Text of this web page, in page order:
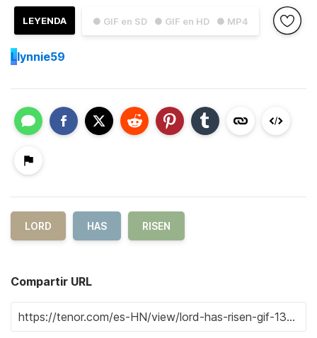
● GIF en SD ● GIF en HD ● MP4
LEYENDA
Llynnie59
LORD HAS RISEN
Compartir URL